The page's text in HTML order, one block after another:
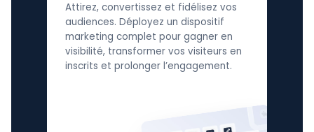
Attirez, convertissez et fidélisez vos
audiences. Déployez un dispositif
marketing complet pour gagner en
visibilité, transformer vos visiteurs en
inscrits et prolonger l’engagement.